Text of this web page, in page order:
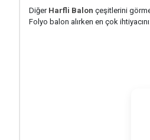
Diğer Harfli Balon çeşitlerini
Folyo balon alırken en çok